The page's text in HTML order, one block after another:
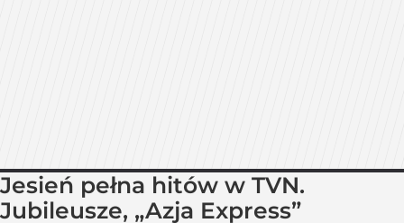
Jesień pełna hitów w TVN.
Jubileusze, „Azja Express”